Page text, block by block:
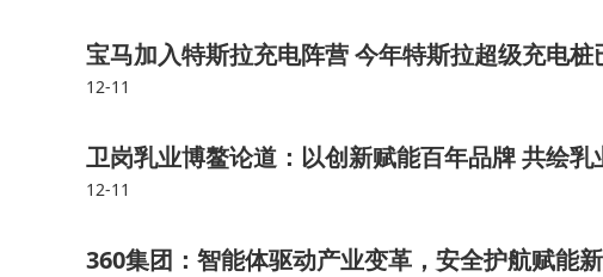
宝马加入特斯拉充电阵营 今年特斯拉超级充电
12-11
卫岗乳业博鳌论道：以创新赋能百年品牌 共绘乳
12-11
360集团：智能体驱动产业变革，安全护航赋能